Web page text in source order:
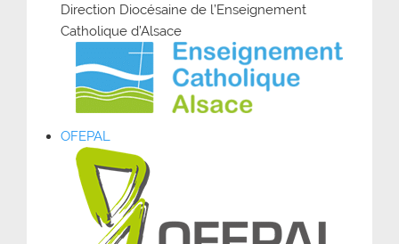
Direction Diocésaine de l’Enseignement
Catholique d’Alsace
OFEPAL